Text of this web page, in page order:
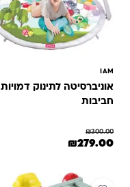
IAM
אוניברסיטה לתינוק דמויות
חביבות
₪300.00
המחיר המקורי היה: ₪300.00.
₪279.00